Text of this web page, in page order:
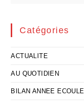
Catégories
ACTUALITE
AU QUOTIDIEN
BILAN ANNEE